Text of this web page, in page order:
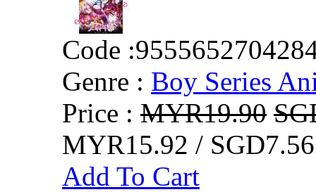
Code :
Genre : Boy Series
Price : MYR19.90
MYR15.92 /
Add To Cart